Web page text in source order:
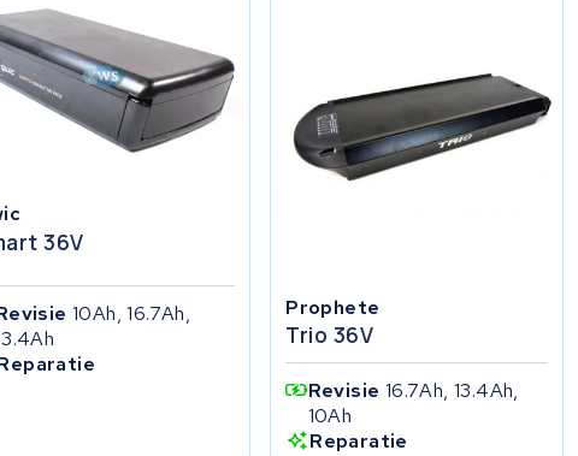
36V
10Ah, 16.7Ah,
Prophete
Trio 36V
Revisie 16.7Ah, 13.4Ah,
10Ah
Reparatie